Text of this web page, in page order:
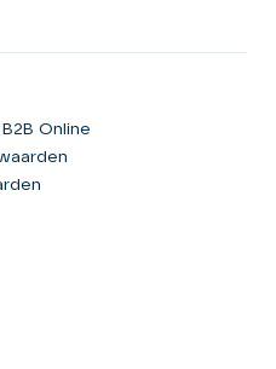
Online